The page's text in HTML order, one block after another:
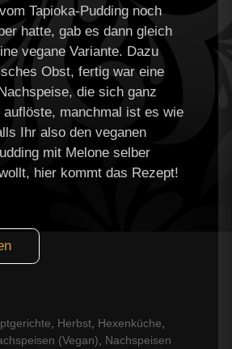
Tapioka-Pudding noch
hatte, gab es dann gleich
vegane Variante. Dazu
Obst, fertig war eine
die sich ganz
manchmal ist es wie
Ihr also den veganen
mit Melone selber
hier kommt das Rezept!
Herbst Hexenküche
(Vegan)
Nachspeisen